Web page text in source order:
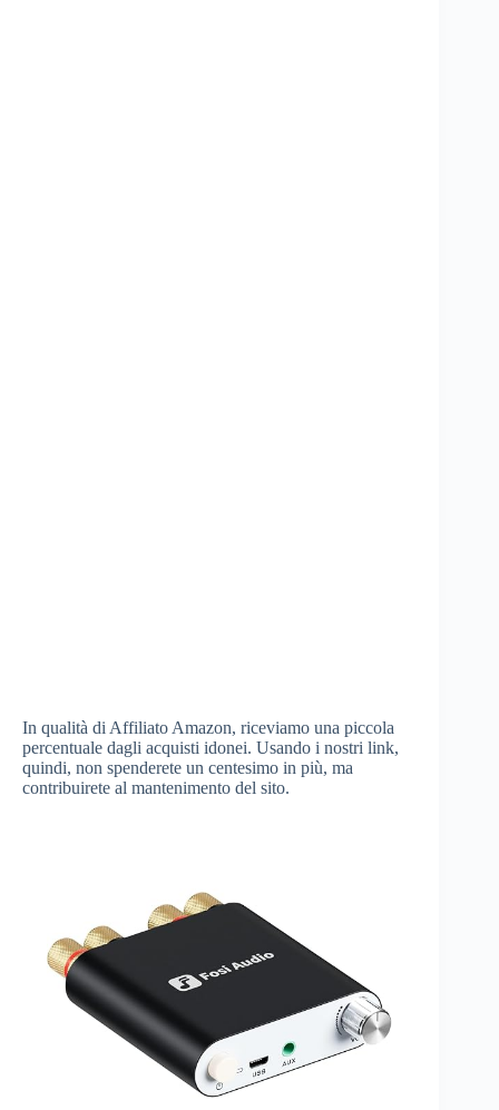
In qualità di Affiliato Amazon, riceviamo una piccola
percentuale dagli acquisti idonei. Usando i nostri link,
quindi, non spenderete un centesimo in più, ma
contribuirete al mantenimento del sito.